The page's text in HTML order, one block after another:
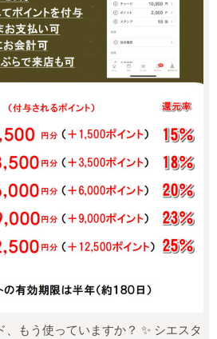
、もう使っていますか？ ✨ シエスタ